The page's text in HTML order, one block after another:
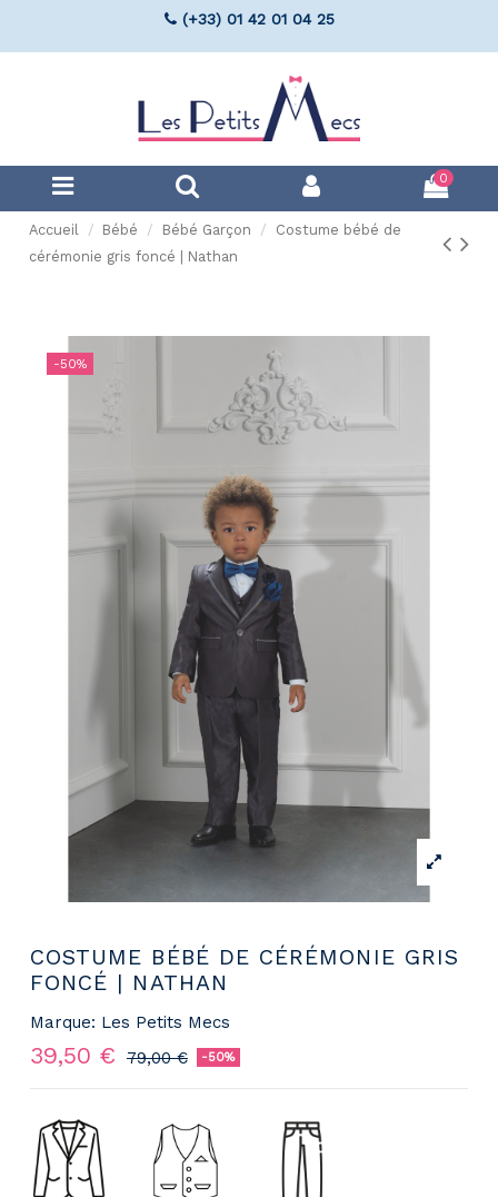
(+33) 01 42 01 04 25
0
Accueil Bébé Bébé Garçon
Costume bébé de
cérémonie gris foncé | Nathan
-50%
COSTUME BÉBÉ DE CÉRÉMONIE GRIS
FONCÉ | NATHAN
Marque: Les Petits Mecs
39,50 € 79,00 € -50%